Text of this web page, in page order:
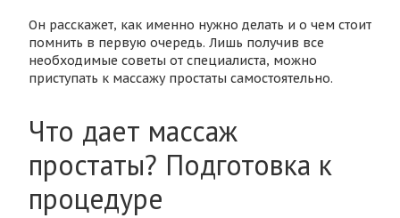
Он расскажет, как именно нужно делать и о чем стоит
помнить в первую очередь. Лишь получив все
необходимые советы от специалиста, можно
приступать к массажу простаты самостоятельно.
Что дает массаж
простаты? Подготовка к
процедуре